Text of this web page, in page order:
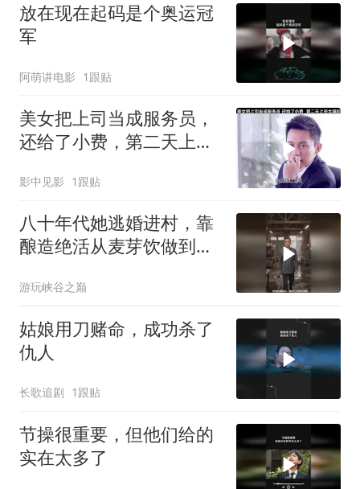
放在现在起码是个奥运冠
军
阿萌讲电影 1跟贴
美女把上司当成服务员，
还给了小费，第二天上班
影中见影 1跟贴
八十年代她逃婚进村，靠
酿造绝活从麦芽饮做到饮
游玩峡谷之巅
姑娘用刀赌命，成功杀了
仇人
长歌追剧 1跟贴
节操很重要，但他们给的
实在太多了